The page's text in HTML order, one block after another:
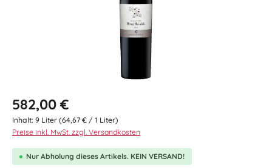
Regulärer Preis:
582,00 €
Inhalt: 9 Liter (64,67 € / 1 Liter)
Preise inkl. MwSt. zzgl. Versandkosten
Nur Abholung dieses Artikels. KEIN VERSAND!